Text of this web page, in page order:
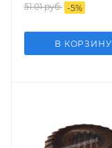
51.01руб. -5%
В КОРЗИНУ